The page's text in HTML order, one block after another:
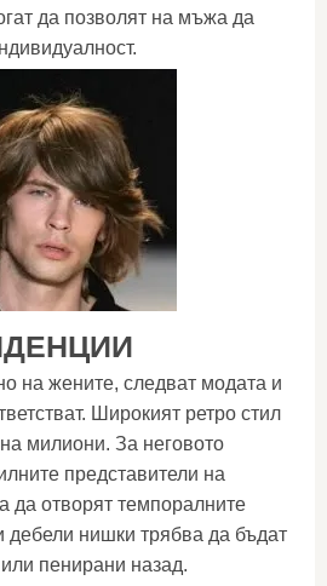
да позволят на мъжа да
на жените, следват модата и
Широкият ретро стил
милиони. За неговото
представители на
да отворят темпоралните
дебели нишки трябва да бъдат
пенирани назад.